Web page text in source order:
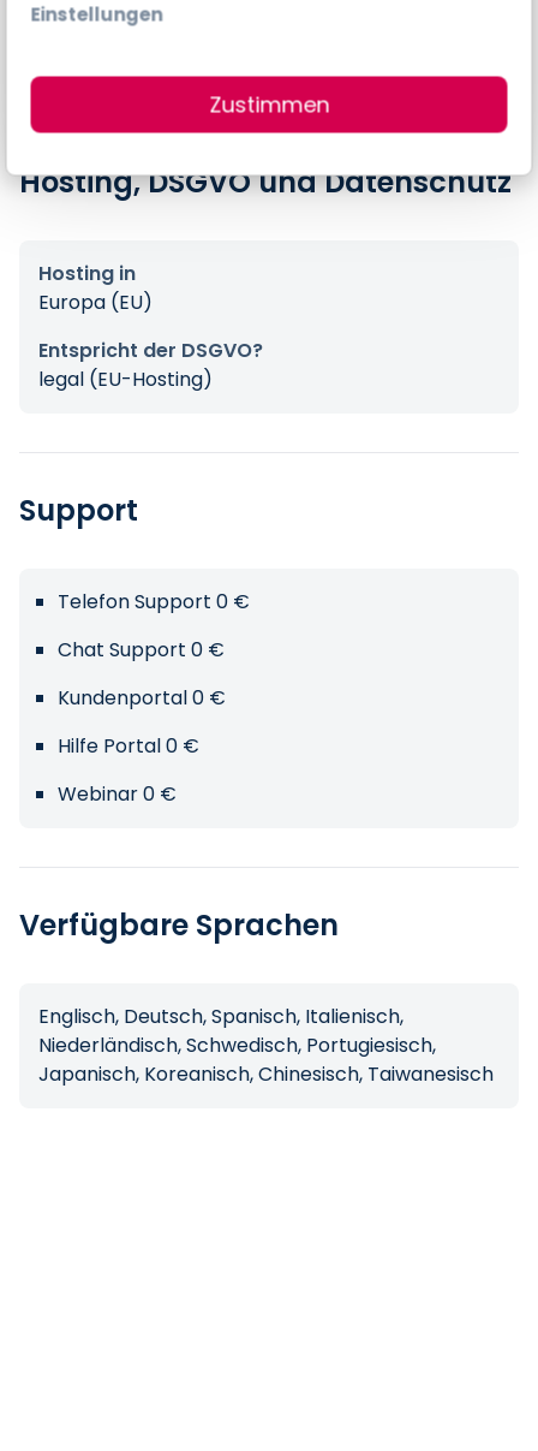
Einstellungen
Zustimmen
Preis-Angaben des Anbieters
Hosting, DSGVO und Datenschutz
Hosting in
Europa (EU)
Entspricht der DSGVO?
legal (EU-Hosting)
Support
Telefon Support 0 €
Chat Support 0 €
Kundenportal 0 €
Hilfe Portal 0 €
Webinar 0 €
Verfügbare Sprachen
Englisch, Deutsch, Spanisch, Italienisch,
Niederländisch, Schwedisch, Portugiesisch,
Japanisch, Koreanisch, Chinesisch, Taiwanesisch